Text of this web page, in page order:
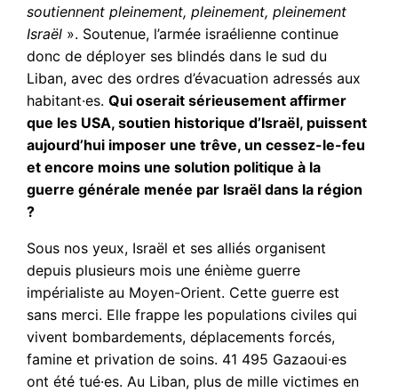
soutiennent pleinement, pleinement, pleinement
Israël ». Soutenue, l’armée israélienne continue
donc de déployer ses blindés dans le sud du
Liban, avec des ordres d’évacuation adressés aux
habitant·es.Qui oserait sérieusement affirmer
que les USA, soutien historique d’Israël, puissent
aujourd’hui imposer une trêve, un cessez-le-feu
et encore moins une solution politique à la
guerre générale menée par Israël dans la région
?
Sous nos yeux, Israël et ses alliés organisent
depuis plusieurs mois une énième guerre
impérialiste au Moyen-Orient. Cette guerre est
sans merci. Elle frappe les populations civiles qui
vivent bombardements, déplacements forcés,
famine et privation de soins. 41 495 Gazaoui·es
ont été tué·es. Au Liban, plus de mille victimes en